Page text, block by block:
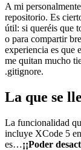
A mi
repositorio. Es
útil: si queréis que
o para compartir
experiencia es que
me quitan mucho
.gitignore.
La que se
La funcionalidad
incluye XCode 5
es…¡¡Poder